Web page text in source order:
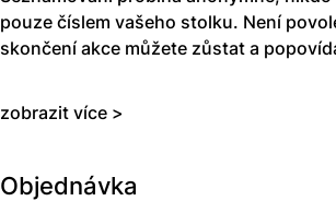
pouze číslem vašeho stolku. Není
skončení akce můžete zůstat a
zobrazit více >
Objednávka